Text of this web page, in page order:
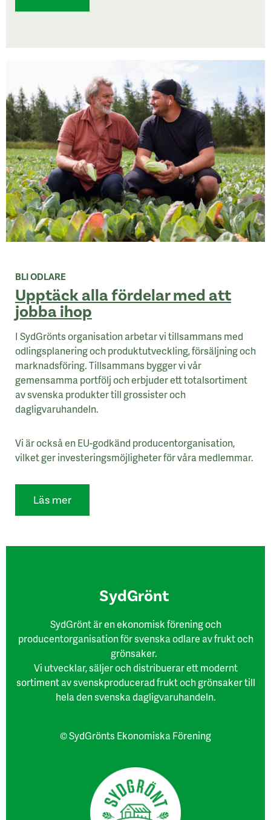
BLI ODLARE
Upptäck alla fördelar med att
jobba ihop
I SydGrönts organisation arbetar vi tillsammans med
odlingsplanering och produktutveckling, försäljning och
marknadsföring. Tillsammans bygger vi vår
gemensamma portfölj och erbjuder ett totalsortiment
av svenska produkter till grossister och
dagligvaruhandeln.
Vi är också en EU-godkänd producentorganisation,
vilket ger investeringsmöjligheter för våra medlemmar.
Läs mer
SydGrönt
SydGrönt är en ekonomisk förening och
producentorganisation för svenska odlare av frukt och
grönsaker.
Vi utvecklar, säljer och distribuerar ett modernt
sortiment av svenskproducerad frukt och grönsaker till
hela den svenska dagligvaruhandeln.
© SydGrönts Ekonomiska Förening